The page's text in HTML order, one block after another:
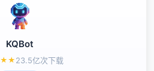
KQBot
★ ★ 23.5亿次下载